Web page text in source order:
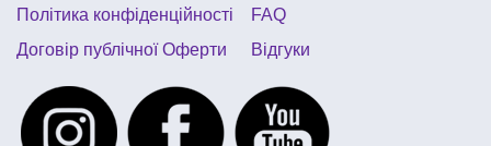
Політика конфіденційності
Договір публічної Оферти
FAQ
Відгуки